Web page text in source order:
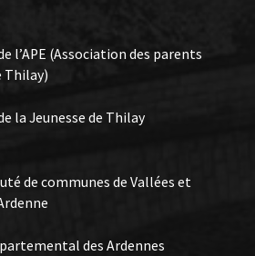
l’APE (Association des parents
Thilay)
la Jeunesse de Thilay
de communes de Vallées et
des Ardennes